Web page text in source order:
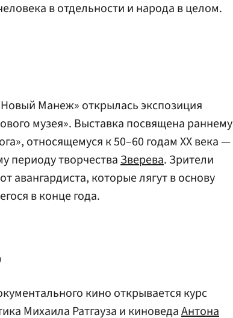
в отдельности и народа в целом.
Манеж» открылась экспозиция
музея». Выставка посвящена раннему
относящемуся к 50–60 годам XX века —
периоду творчестваЗверева. Зрители
авангардиста, которые лягут в основу
в конце года.
кино открывается курс
Михаила Ратгауза и киноведаАнтона